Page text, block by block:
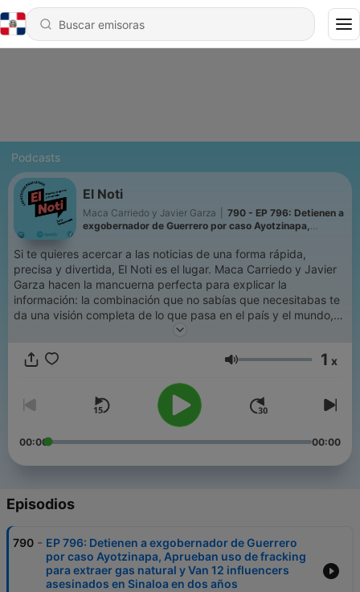
Podcasts
El Noti
Maca Carriedo y Javier Garza
790 - EP 796: Detienen a
exgobernador de Guerrero por caso Ayotzinapa,
Van 12 influencers asesinados en Sinaloa en dos años
Si te quieres acercar a las noticias de una forma rápida,
precisa y divertida, El Noti es el lugar. Maca Carriedo y Javier
Garza hacen la mancuerna perfecta para explicar la
información: la combinación que no sabías que necesitabas te
da una visión completa de lo que pasa en el país y el mundo,
con una conversación fresca y animada que aterriza los temas
Volumen 1 x
00:00 00:00
Episodios
790 - EP 796: Detienen a exgobernador de Guerrero
por caso Ayotzinapa, Aprueban uso de fracking
para extraer gas natural y Van 12 influencers
asesinados en Sinaloa en dos años